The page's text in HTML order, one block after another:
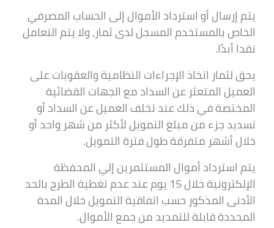
يتم إرسال أو استرداد الأموال إلى الحساب المصرفي
الخاص بالمستخدم المسجل لدى ثمار، ولا يتم التعامل
نقدا أبدًا.
يحق لثمار اتخاذ الإجراءات النظامية والعقوبات على
العميل المتعثر عن السداد مع الجهات القضائية
المختصة في ذلك عند تخلف العميل عن السداد أو
تسديد جزء من مبلغ التمويل لأكثر من شهر واحد أو
خلال أشهر متفرقة طول فترة التمويل.
يتم استرداد أموال المستثمرين إلي المحفظة
الإلكترونية خلال 15 يوم عند عدم تغطية الطرح بالحد
الأدنى المذكور حسب اتفاقية التمويل خلال المدة
المحددة قابلة للتمديد من جمع الأموال.